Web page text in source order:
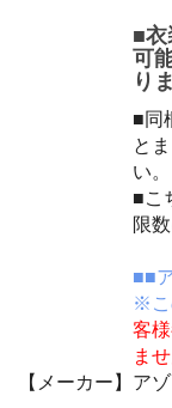
■衣
可
り
■同
と
い。
■こ
限
■■
※こ
客
ませ
【メーカー】 ア